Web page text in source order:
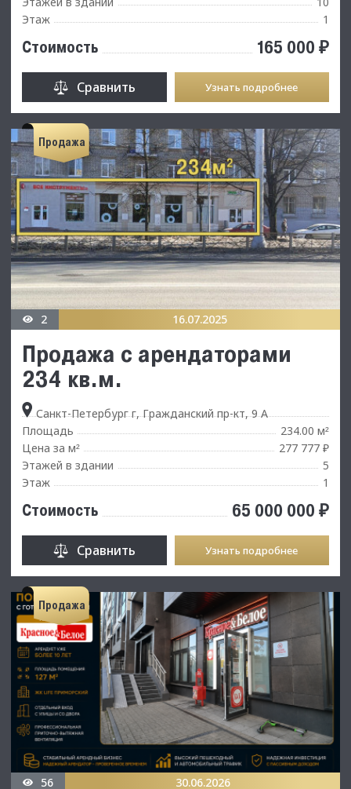
Этаж
1
Стоимость 165 000 ₽
Сравнить Узнать подробнее
Продажа
2 16.07.2025
Продажа с арендаторами
234 кв.м.
Санкт-Петербург г, Гражданский пр-кт, 9 А
Площадь
234.00 м²
Цена за м²
277 777 ₽
Этажей в здании
5
Этаж
1
Стоимость 65 000 000 ₽
Сравнить Узнать подробнее
Продажа
56 30.06.2026